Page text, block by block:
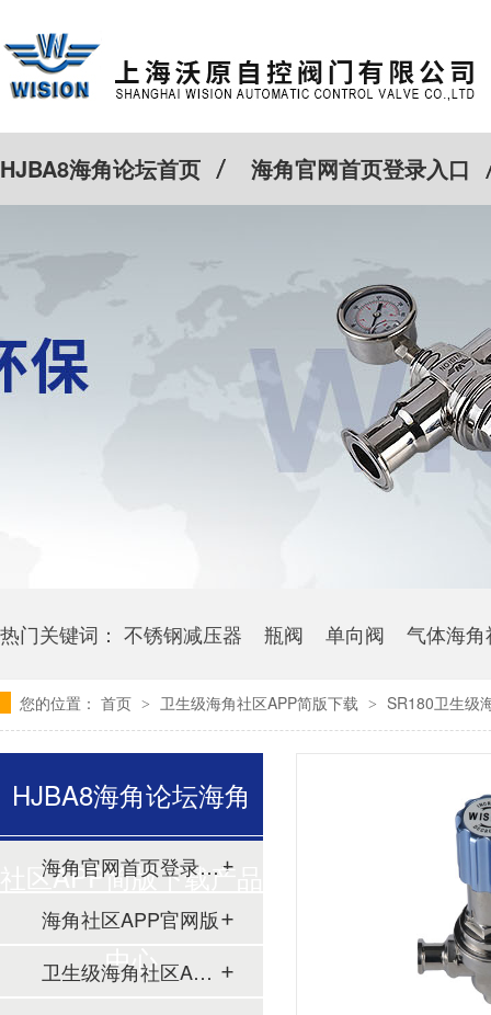
HJBA8海角论坛首页 海角官网首页登录入口
热门关键词： 不锈钢减压器 瓶阀 单向阀 气体海
您的位置： 首页 > 卫生级海角社区APP简版下载 > SR180卫生级
HJBA8海角论坛海角
社区APP简版下载产品
中心
海角官网首页登录入口
海角社区APP官网版
卫生级海角社区APP简版下载